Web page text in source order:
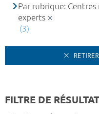
Par rubrique:
experts
(3)
FILTRE DE